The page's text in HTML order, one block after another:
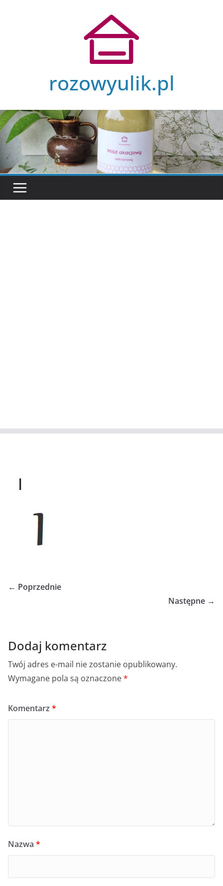
rozowyulik.pl
I
← Poprzednie
Następne →
Dodaj komentarz
Twój adres e-mail nie zostanie opublikowany.
Wymagane pola są oznaczone*
Komentarz *
Nazwa *